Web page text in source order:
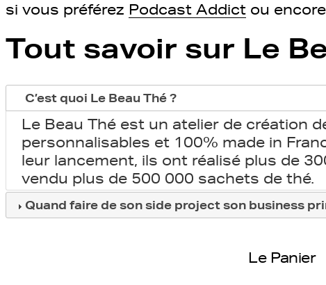
si vous préférez Podcast Addict ou
Tout savoir sur Le
C’est quoi Le Beau Thé ?
Le Beau Thé est un atelier de création
personnalisables et 100% made in
leur lancement, ils ont réalisé plus de
vendu plus de 500 000 sachets de thé.
Quand faire de son side project son business
Le Panier